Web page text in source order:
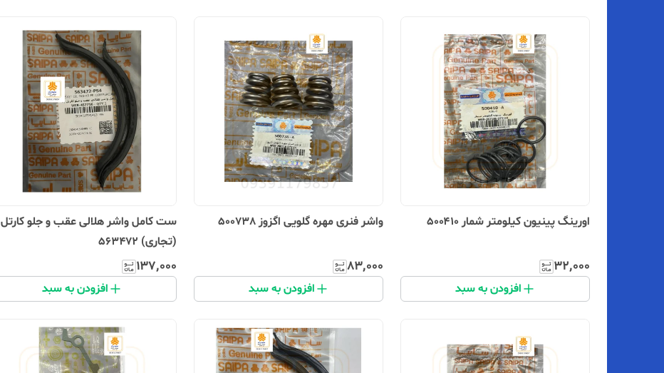
اورینگ پینیون کیلومتر شمار ۵۰۰۴۱۰
۳۲٬۰۰۰
افزودن به سبد
واشر فنری مهره گلویی اگزوز 500738
۸۳٬۰۰۰
افزودن به سبد
ست کامل واشر هلالی عقب و جلو کارتل
(تجاری) 563472
۱۳۷٬۰۰۰
افزودن به سبد